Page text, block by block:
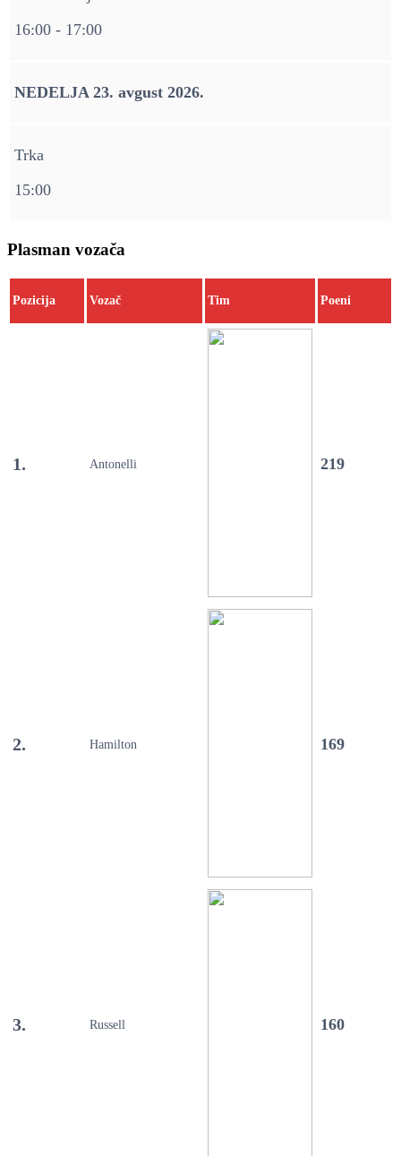
16:00 - 17:00
NEDELJA 23. avgust 2026.
Trka
15:00
Plasman vozača
Pozicija Vozač Tim Poeni
1. Antonelli 219
2. Hamilton 169
3. Russell 160